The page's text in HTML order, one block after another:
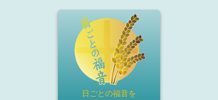
日ごとの福音を